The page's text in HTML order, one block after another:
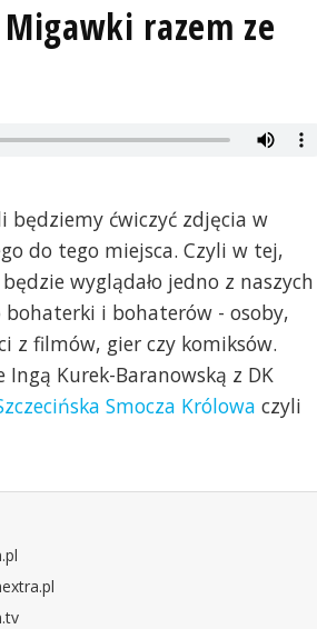
razem ze
będziemy ćwiczyć zdjęcia w
do tego miejsca. Czyli w tej,
wyglądało jedno z naszych
i bohaterów - osoby,
z filmów, gier czy komiksów.
Kurek-Baranowską z DK
Smocza Królowa czyli